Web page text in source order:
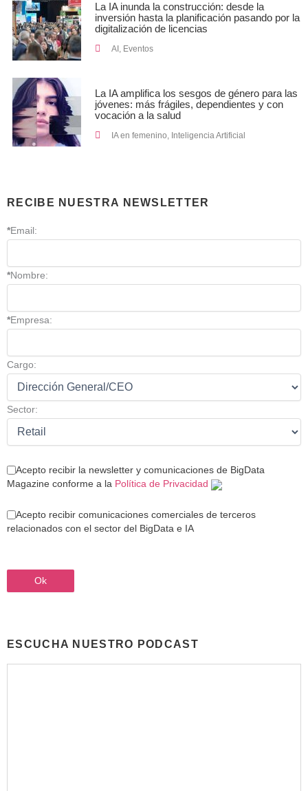
La IA inunda la construcción: desde la
inversión hasta la planificación pasando por la
digitalización de licencias
AI , Eventos
La IA amplifica los sesgos de género para las
jóvenes: más frágiles, dependientes y con
vocación a la salud
IA en femenino, Inteligencia Artificial
RECIBE NUESTRA NEWSLETTER
*Email:
*Nombre:
*Empresa:
Cargo:
Sector:
Acepto recibir la newsletter y comunicaciones de BigData
Magazine conforme a la Política de Privacidad
Acepto recibir comunicaciones comerciales de terceros
relacionados con el sector del BigData e IA
ESCUCHA NUESTRO PODCAST